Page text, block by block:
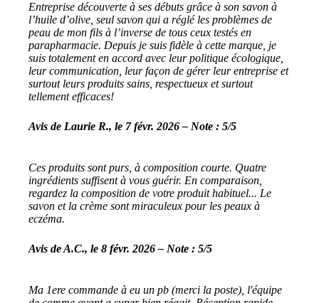
Entreprise découverte à ses débuts grâce à son savon à
l’huile d’olive, seul savon qui a réglé les problèmes de
peau de mon fils à l’inverse de tous ceux testés en
parapharmacie. Depuis je suis fidèle à cette marque, je
suis totalement en accord avec leur politique écologique,
leur communication, leur façon de gérer leur entreprise et
surtout leurs produits sains, respectueux et surtout
tellement efficaces!
Avis de Laurie R., le 7 févr. 2026 – Note : 5/5
Ces produits sont purs, à composition courte. Quatre
ingrédients suffisent à vous guérir. En comparaison,
regardez la composition de votre produit habituel... Le
savon et la crème sont miraculeux pour les peaux à
eczéma.
Avis de A.C., le 8 févr. 2026 – Note : 5/5
Ma 1ere commande à eu un pb (merci la poste), l'équipe